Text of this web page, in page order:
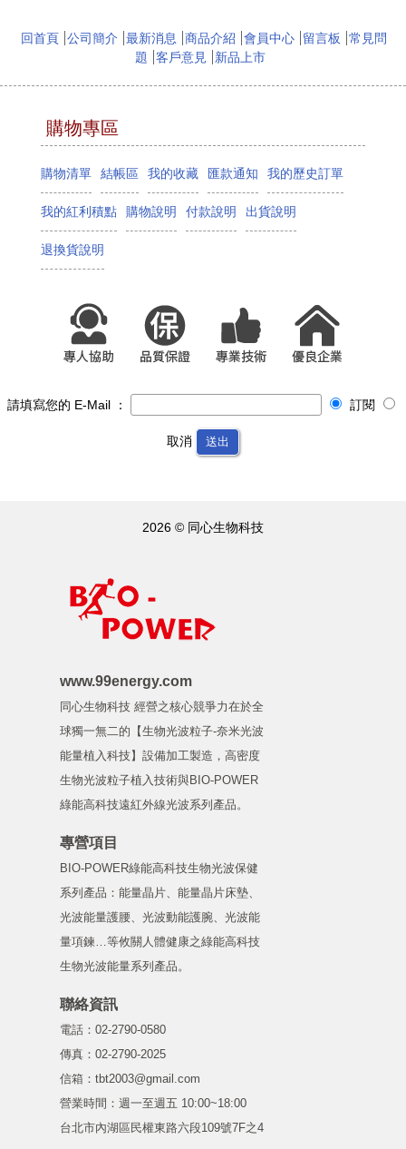
回首頁 公司簡介 最新消息 商品介紹 會員中心 留言板
常見問
題
客戶意見 新品上市
購物專區
購物清單 結帳區 我的收藏 匯款通知 我的歷史訂單
我的紅利積點 購物說明 付款說明 出貨說明
退換貨說明
請填寫您的 E-Mail ： 訂閱
取消 送出
2026 © 同心生物科技
www.99energy.com
同心生物科技 經營之核心競爭力在於全
球獨一無二的【生物光波粒子-奈米光波
能量植入科技】設備加工製造，高密度
生物光波粒子植入技術與BIO-POWER
綠能高科技遠紅外線光波系列產品。
專營項目
BIO-POWER綠能高科技生物光波保健
系列產品：能量晶片、能量晶片床墊、
光波能量護腰、光波動能護腕、光波能
量項鍊…等攸關人體健康之綠能高科技
生物光波能量系列產品。
聯絡資訊
電話：02-2790-0580
傳真：02-2790-2025
信箱：tbt2003@gmail.com
營業時間：週一至週五 10:00~18:00
台北市內湖區民權東路六段109號7F之4